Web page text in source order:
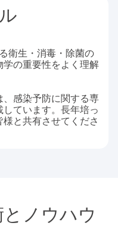
衛生・消毒・除菌の
学の重要性をよく理解
感染予防に関する専
ています。長年培っ
と共有させてくださ
ノウハウ